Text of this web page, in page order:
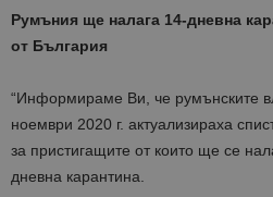
Румъния ще налага 14-дневна
от България
“Информираме Ви, че румънските
ноември 2020 г. актуализираха
за пристигащите от които ще се
дневна карантина.